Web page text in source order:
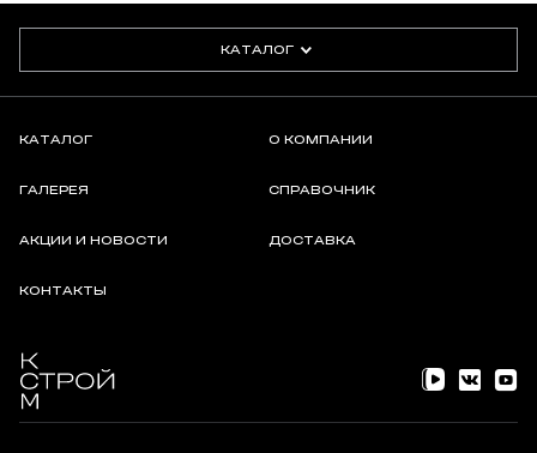
КАТАЛОГ
КАТАЛОГ О КОМПАНИИ
ГАЛЕРЕЯ СПРАВОЧНИК
АКЦИИ И НОВОСТИ ДОСТАВКА
КОНТАКТЫ